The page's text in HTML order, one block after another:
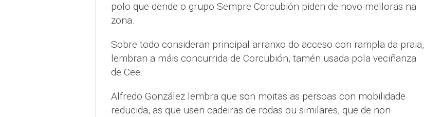
polo que dende o grupo Sempre Corcubión piden de novo melloras na
zona.
Sobre todo consideran principal arranxo do acceso con rampla da praia,
lembran a máis concurrida de Corcubión, tamén usada pola veciñanza
de Cee.
Alfredo González lembra que son moitas as persoas con mobilidade
reducida, as que usen cadeiras de rodas ou similares, que de non